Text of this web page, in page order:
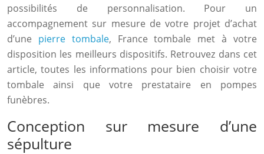
possibilités de personnalisation. Pour un
accompagnement sur mesure de votre projet d’achat
d’une pierre tombale, France tombale met à votre
disposition les meilleurs dispositifs. Retrouvez dans cet
article, toutes les informations pour bien choisir votre
tombale ainsi que votre prestataire en pompes
funèbres.
Conception sur mesure d’une
sépulture